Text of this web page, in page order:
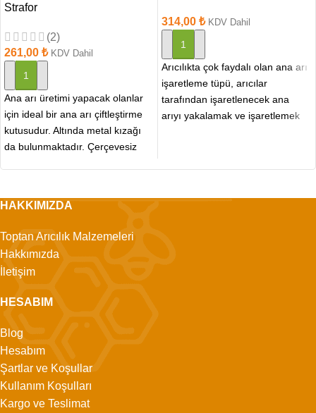
Strafor
(2)
261,00 ₺ KDV Dahil
SEPETE EKLE
Ana arı üretimi yapacak olanlar
için ideal bir ana arı çiftleştirme
kutusudur. Altında metal kızağı
da bulunmaktadır. Çerçevesiz
314,00 ₺ KDV Dahil
SEPETE EKLE
Arıcılıkta çok faydalı olan ana arı
işaretleme tüpü, arıcılar
tarafından işaretlenecek ana
arıyı yakalamak ve işaretlemek
HAKKIMIZDA
Toptan Arıcılık Malzemeleri
Hakkımızda
İletişim
HESABIM
Blog
Hesabım
Şartlar ve Koşullar
Kullanım Koşulları
Kargo ve Teslimat